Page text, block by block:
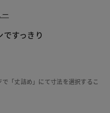
すっきり
「丈詰め」にて寸法を選択するこ